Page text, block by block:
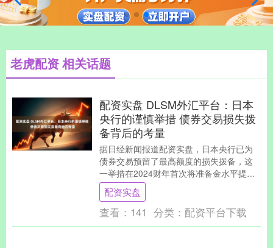
老虎配资 相关话题
配资实盘 DLSM外汇平台：日本
央行的谨慎举措 债券交易损失拨
备背后的考量
据日经新闻报道配资实盘，日本央行已为
债券交易预留了最高额度的损失拨备，这
一举措在2024财年首次将准备金水平提高
到100%。这表明日本央行预计未来对金融
机构的利....
配资实盘
查看： 141 分类： 配资平台下载